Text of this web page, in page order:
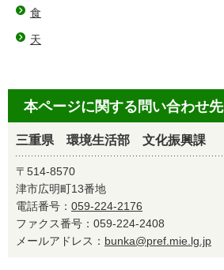
食
天
本ページに関する問い合わせ先
三重県 環境生活部 文化振興課
〒514-8570
津市広明町13番地
電話番号： 059-224-2176
ファクス番号：059-224-2408
メールアドレス： bunka@pref.mie.lg.jp